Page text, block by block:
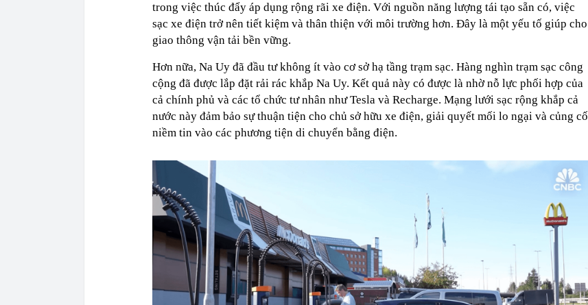
trong việc thúc đẩy áp dụng rộng rãi xe điện. Với nguồn năng lượng tái tạo sẵn có, việc
sạc xe điện trở nên tiết kiệm và thân thiện với môi trường hơn. Đây là một yếu tố giúp cho
giao thông vận tải bền vững.
Hơn nữa, Na Uy đã đầu tư không ít vào cơ sở hạ tầng trạm sạc. Hàng nghìn trạm sạc công
cộng đã được lắp đặt rải rác khắp Na Uy. Kết quả này có được là nhờ nỗ lực phối hợp của
cả chính phủ và các tổ chức tư nhân như Tesla và Recharge. Mạng lưới sạc rộng khắp cả
nước này đảm bảo sự thuận tiện cho chủ sở hữu xe điện, giải quyết mối lo ngại và củng cố
niềm tin vào các phương tiện di chuyển bằng điện.